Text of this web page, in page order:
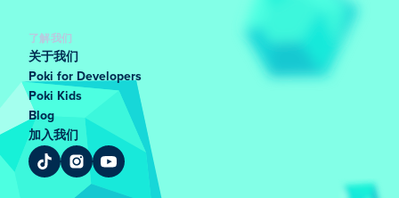
了解我们
关于我们
Poki for Developers
Poki Kids
Blog
加入我们